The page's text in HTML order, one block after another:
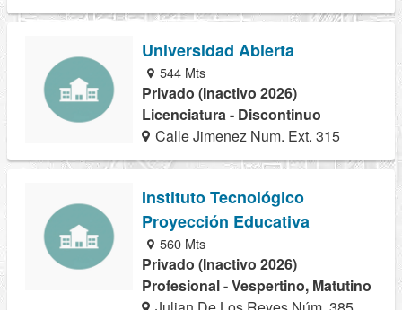
Universidad Abierta
544 Mts
Privado (Inactivo 2026)
Licenciatura - Discontinuo
Calle Jimenez Num. Ext. 315
Instituto Tecnológico
Proyección Educativa
560 Mts
Privado (Inactivo 2026)
Profesional - Vespertino, Matutino